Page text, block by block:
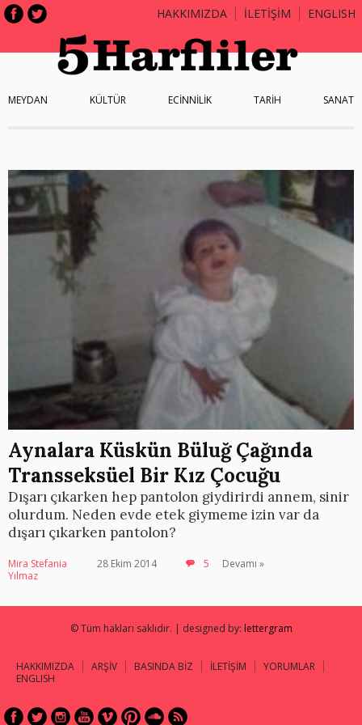
HAKKIMIZDA İLETİŞİM ENGLISH
MEYDAN KÜLTÜR ECİNNİLİK TARİH SANAT
Aynalara Küskün Büluğ Çağında
Transseksüel Bir Kız Çocuğu
Dışarı çıkarken hep pantolon giydirirdi annem, sinir
olurdum. Neden evde etek giymeme izin var da
dışarı çıkarken pantolon?
Mira Stefania
Yılmaz
28 Ekim 2014 5 Devamı »
© Tüm hakları saklıdır. | designed by: lettergram
HAKKIMIZDA ARŞİV BASINDA BİZ İLETİŞİM
YORUMLAR
ENGLISH